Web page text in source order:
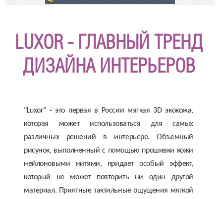
LUXOR - ГЛАВНЫЙ ТРЕНД
ДИЗАЙНА ИНТЕРЬЕРОВ
"Luxor" - это первая в России мягкая 3D экокожа,
которая может использоваться для самых
различных решений в интерьере. Объемный
рисунок, выполненный с помощью прошивки кожи
нейлоновыми нитями, придает особый эффект,
который не может повторить ни один другой
материал. Приятные тактильные ощущения мягкой